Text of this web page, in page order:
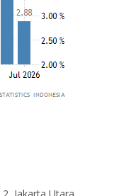
Jakarta Utara